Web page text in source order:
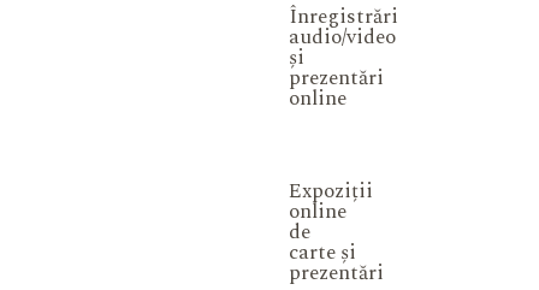
Înregistrări
audio/video
și
prezentări
online
Expoziții
online
de
carte și
prezentări